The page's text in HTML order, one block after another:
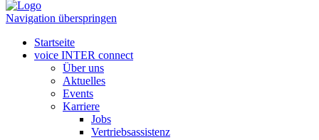
Navigation überspringen
Startseite
voice INTER connect
Über uns
Aktuelles
Events
Karriere
Jobs
Vertriebsassistenz